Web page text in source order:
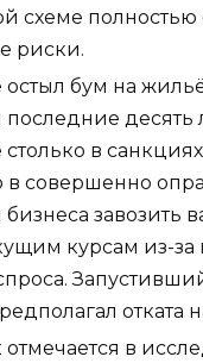
схеме полностью
риски.
бум на
десять
в
в совершенно
бизнеса завозить
курсам из-за
отката
отмечается в